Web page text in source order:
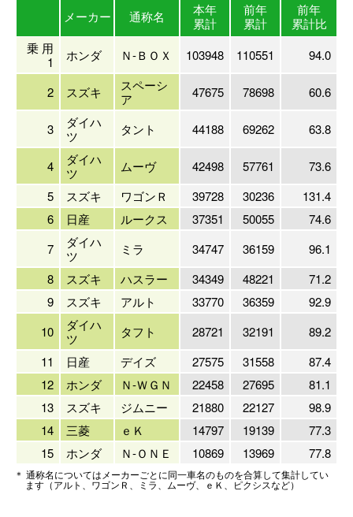
メーカー 通称名
本年
累計
前年
累計
前年
累計比
乗 用
1
ホンダ Ｎ-ＢＯＸ 103948 110551 94.0
2 スズキ
スペーシ
ア
47675 78698 60.6
3
ダイハ
ツ
タント 44188 69262 63.8
4
ダイハ
ツ
ムーヴ 42498 57761
73.6
5
スズキ ワゴンＲ 39728 30236
131.4
6
日産 ルークス 37351 50055
74.6
7
ダイハ
ツ
ミラ 34747 36159
96.1
8
スズキ ハスラー 34349 48221
71.2
9
スズキ アルト 33770 36359
92.9
10
ダイハ
ツ
タフト 28721 32191
89.2
11
日産 デイズ 27575 31558
87.4
12
ホンダ Ｎ-ＷＧＮ 22458 27695
81.1
13
スズキ ジムニー 21880 22127
98.9
14
三菱 ｅＫ 14797 19139
77.3
15
ホンダ Ｎ-ＯＮＥ 10869 13969 77.8
＊ 通称名についてはメーカーごとに同一車名のものを合算して集計してい
ます（アルト、ワゴンＲ、ミラ、ムーヴ、ｅＫ、ピクシスなど）